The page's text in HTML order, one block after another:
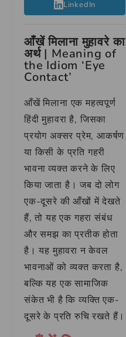
LinkedIn
आँखें मिलाना मुहावरे का
अर्थ | Meaning of
the Idiom ‘Eye
Contact’
आँखें मिलाना एक महत्वपूर्ण
हिंदी मुहावरा है, जिसका
प्रयोग अक्सर प्रेम, आकर्षण
या किसी के प्रति गहरी
भावना व्यक्त करने के लिए
किया जाता है। जब दो लोग
एक-दूसरे की आँखों में देखते
हैं, तो यह एक गहरा संबंध
और समझ का प्रतीक होता
है। यह मुहावरा न केवल
भावनाओं को व्यक्त करता है,
बल्कि यह एक सामाजिक
संकेत भी है कि व्यक्ति एक-
दूसरे के प्रति रुचि रखते हैं।